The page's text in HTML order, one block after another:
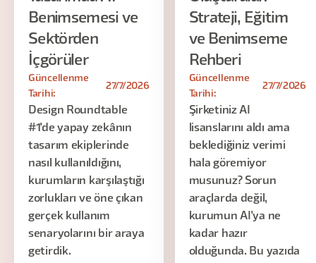
Benimsemesi ve
Sektörden
İçgörüler
Güncellenme
Tarihi:
27/7/2026
Design Roundtable
#1'de yapay zekânın
tasarım ekiplerinde
nasıl kullanıldığını,
kurumların karşılaştığı
zorlukları ve öne çıkan
gerçek kullanım
senaryolarını bir araya
getirdik.
Strateji, Eğitim
ve Benimseme
Rehberi
Güncellenme
Tarihi:
27/7/2026
Şirketiniz AI
lisanslarını aldı ama
beklediğiniz verimi
hala göremiyor
musunuz? Sorun
araçlarda değil,
kurumun AI'ya ne
kadar hazır
olduğunda. Bu yazıda